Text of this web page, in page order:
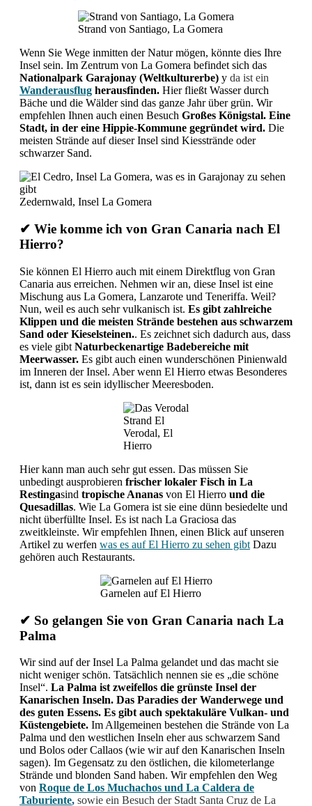
Strand von Santiago, La Gomera
Wenn Sie Wege inmitten der Natur mögen, könnte dies Ihre
Insel sein. Im Zentrum von La Gomera befindet sich das
Nationalpark Garajonay (Weltkulturerbe) y da ist ein
Wanderausflug herausfinden. Hier fließt Wasser durch
Bäche und die Wälder sind das ganze Jahr über grün. Wir
empfehlen Ihnen auch einen Besuch Großes Königstal. Eine
Stadt, in der eine Hippie-Kommune gegründet wird. Die
meisten Strände auf dieser Insel sind Kiesstrände oder
schwarzer Sand.
Zedernwald, Insel La Gomera
✔ Wie komme ich von Gran Canaria nach El
Hierro?
Sie können El Hierro auch mit einem Direktflug von Gran
Canaria aus erreichen. Nehmen wir an, diese Insel ist eine
Mischung aus La Gomera, Lanzarote und Teneriffa. Weil?
Nun, weil es auch sehr vulkanisch ist. Es gibt zahlreiche
Klippen und die meisten Strände bestehen aus schwarzem
Sand oder Kieselsteinen.. Es zeichnet sich dadurch aus, dass
es viele gibt Naturbeckenartige Badebereiche mit
Meerwasser. Es gibt auch einen wunderschönen Pinienwald
im Inneren der Insel. Aber wenn El Hierro etwas Besonderes
ist, dann ist es sein idyllischer Meeresboden.
Strand El
Verodal, El
Hierro
Hier kann man auch sehr gut essen. Das müssen Sie
unbedingt ausprobieren frischer lokaler Fisch in La
Restingasind tropische Ananas von El Hierro und die
Quesadillas. Wie La Gomera ist sie eine dünn besiedelte und
nicht überfüllte Insel. Es ist nach La Graciosa das
zweitkleinste. Wir empfehlen Ihnen, einen Blick auf unseren
Artikel zu werfen was es auf El Hierro zu sehen gibt Dazu
gehören auch Restaurants.
Garnelen auf El Hierro
✔ So gelangen Sie von Gran Canaria nach La
Palma
Wir sind auf der Insel La Palma gelandet und das macht sie
nicht weniger schön. Tatsächlich nennen sie es „die schöne
Insel“. La Palma ist zweifellos die grünste Insel der
Kanarischen Inseln. Das Paradies der Wanderwege und
des guten Essens. Es gibt auch spektakuläre Vulkan- und
Küstengebiete. Im Allgemeinen bestehen die Strände von La
Palma und den westlichen Inseln eher aus schwarzem Sand
und Bolos oder Callaos (wie wir auf den Kanarischen Inseln
sagen). Im Gegensatz zu den östlichen, die kilometerlange
Strände und blonden Sand haben. Wir empfehlen den Weg
von Roque de Los Muchachos und La Caldera de
Taburiente, sowie ein Besuch der Stadt Santa Cruz de La